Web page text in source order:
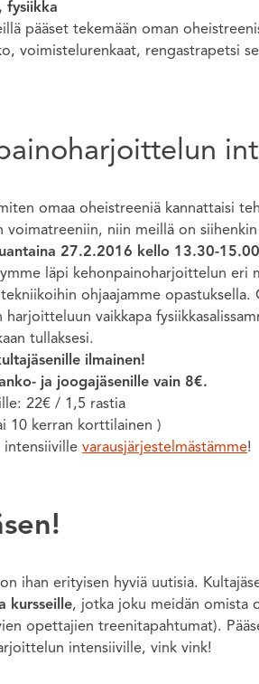
fysiikka
pääset tekemään oman
voimistelurenkaat, rengastrapetsi
omaa oheistreeniä kannattaisi
voimatreeniin, niin meillä on siihenkin
27.2.2016 kello 13.30-15.00
läpi kehonpainoharjoittelun eri
ohjaajamme
harjoitteluun vaikkapa
tullaksesi.
ilmainen!
ja joogajäsenille vain 8€.
22€ / 1,5 rastia
10 kerran korttilainen )
intensiivillevarausjärjestelmästämme!
ihan erityisen hyviä uutisia.
kursseille, jotka joku meidän omista
opettajien treenitapahtumat).
intensiiville, vink vink!